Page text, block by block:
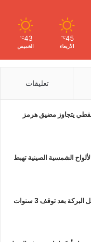
45
℃
الأربعاء
43
℃
الخميس
تعليقات
يتجاوز مضيق هرمز
الشمسية الصينية تهبط
مصر تعيد تشغيل حقل البركة بعد توقف 3 سنوات